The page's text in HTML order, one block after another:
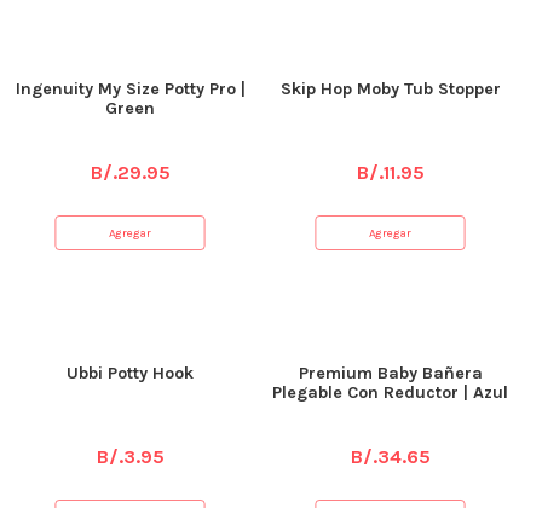
Ingenuity My Size Potty Pro |
Green
B/.29.95
Agregar
Skip Hop Moby Tub Stopper
B/.11.95
Agregar
Ubbi Potty Hook
B/.3.95
Premium Baby Bañera
Plegable Con Reductor | Azul
B/.34.65